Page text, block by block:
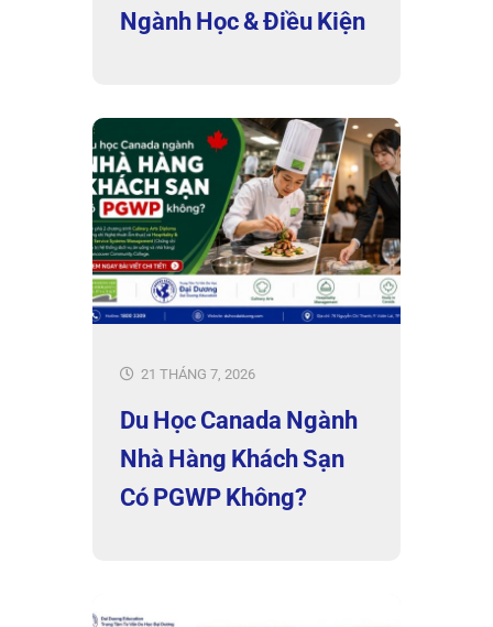
Ngành Học & Điều Kiện
21 THÁNG 7, 2026
Du Học Canada Ngành
Nhà Hàng Khách Sạn
Có PGWP Không?